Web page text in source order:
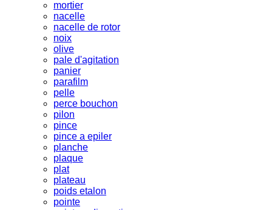
mortier
nacelle
nacelle de rotor
noix
olive
pale d'agitation
panier
parafilm
pelle
perce bouchon
pilon
pince
pince a epiler
planche
plaque
plat
plateau
poids etalon
pointe